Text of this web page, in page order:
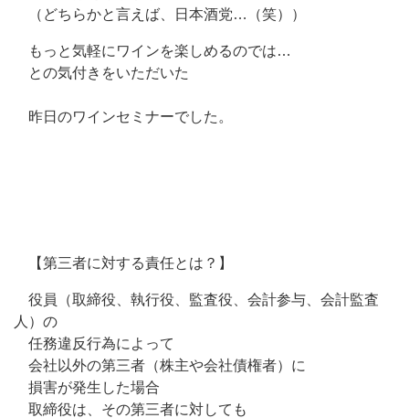
（どちらかと言えば、日本酒党…（笑））
もっと気軽にワインを楽しめるのでは…
との気付きをいただいた
昨日のワインセミナーでした。
【第三者に対する責任とは？】
役員（取締役、執行役、監査役、会計参与、会計監査
人）の
任務違反行為によって
会社以外の第三者（株主や会社債権者）に
損害が発生した場合
取締役は、その第三者に対しても